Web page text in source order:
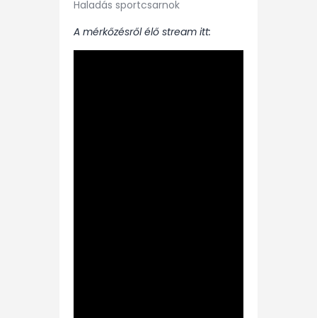
Haladás sportcsarnok
A mérkőzésről élő stream itt: